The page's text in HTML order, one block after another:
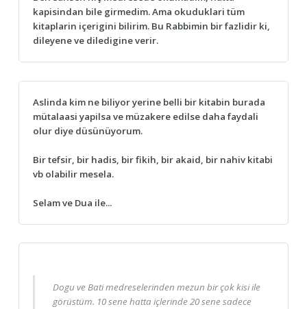
kapisindan bile girmedim. Ama okuduklari tüm
kitaplarin içerigini bilirim. Bu Rabbimin bir fazlidir ki,
dileyene ve diledigine verir.
Aslinda kim ne biliyor yerine belli bir kitabin burada
mütalaasi yapilsa ve müzakere edilse daha faydali
olur diye düsünüyorum.
Bir tefsir, bir hadis, bir fikih, bir akaid, bir nahiv kitabi
vb olabilir mesela.
Selam ve Dua ile...
Dogu ve Bati medreselerinden mezun bir çok kisi ile
görüstüm. 10 sene hatta içlerinde 20 sene sadece